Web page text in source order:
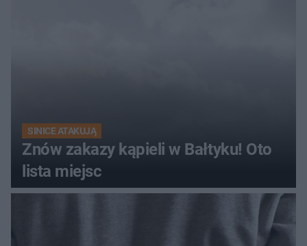
SINICE ATAKUJĄ
Znów zakazy kąpieli w Bałtyku! Oto
lista miejsc